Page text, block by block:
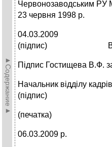
►Содержание►
Червонозаводським РУ
23 червня 1998 р.
(підпис)
Підпис Гостищева В.Ф.
Начальник відділу кадрів
(підпис)
(печатка)
06.03.2009 р.